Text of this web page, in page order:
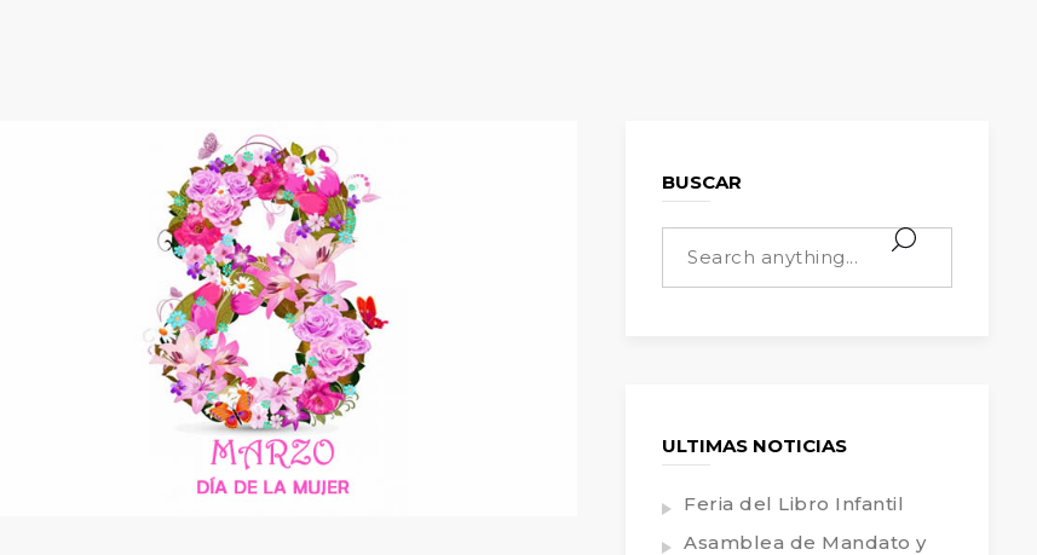
BUSCAR
ULTIMAS NOTICIAS
Feria del Libro Infantil
Asamblea de Mandato y